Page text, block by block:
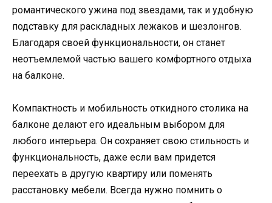
романтического ужина под звездами, так и удобную
подставку для раскладных лежаков и шезлонгов.
Благодаря своей функциональности, он станет
неотъемлемой частью вашего комфортного отдыха
на балконе.
Компактность и мобильность откидного столика на
балконе делают его идеальным выбором для
любого интерьера. Он сохраняет свою стильность и
функциональность, даже если вам придется
переехать в другую квартиру или поменять
расстановку мебели. Всегда нужно помнить о